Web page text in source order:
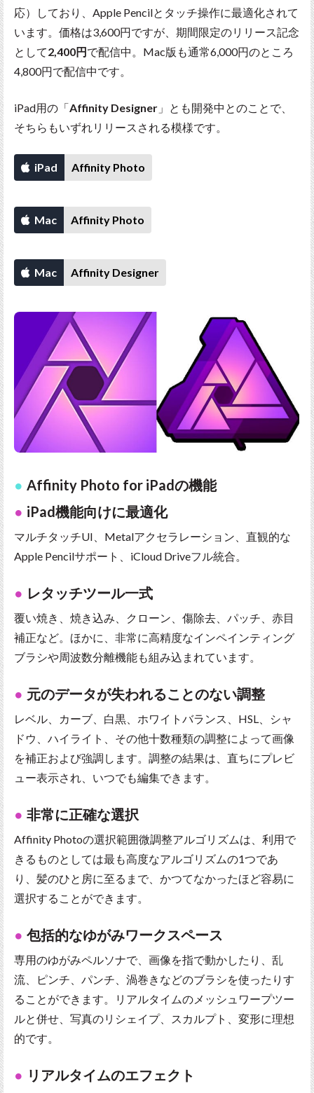
応）しており、Apple Pencilとタッチ操作に最適化されて
います。価格は3,600円ですが、期間限定のリリース記念
として2,400円で配信中。Mac版も通常6,000円のところ
4,800円で配信中です。
iPad用の「Affinity Designer 」とも開発中とのことで、
そちらもいずれリリースされる模様です。
iPad Affinity Photo
Mac Affinity Photo
Mac Affinity Designer
Affinity Photo for iPadの機能
iPad機能向けに最適化
マルチタッチUI、Metalアクセラレーション、直観的な
Apple Pencilサポート、iCloud Driveフル統合。
レタッチツール一式
覆い焼き、焼き込み、クローン、傷除去、パッチ、赤目
補正など。ほかに、非常に高精度なインペインティング
ブラシや周波数分離機能も組み込まれています。
元のデータが失われることのない調整
レベル、カーブ、白黒、ホワイトバランス、HSL、シャ
ドウ、ハイライト、その他十数種類の調整によって画像
を補正および強調します。調整の結果は、直ちにプレビ
ュー表示され、いつでも編集できます。
非常に正確な選択
Affinity Photoの選択範囲微調整アルゴリズムは、利用で
きるものとしては最も高度なアルゴリズムの1つであ
り、髪のひと房に至るまで、かつてなかったほど容易に
選択することができます。
包括的なゆがみワークスペース
専用のゆがみペルソナで、画像を指で動かしたり、乱
流、ピンチ、パンチ、渦巻きなどのブラシを使ったりす
ることができます。リアルタイムのメッシュワープツー
ルと併せ、写真のリシェイプ、スカルプト、変形に理想
的です。
リアルタイムのエフェクト